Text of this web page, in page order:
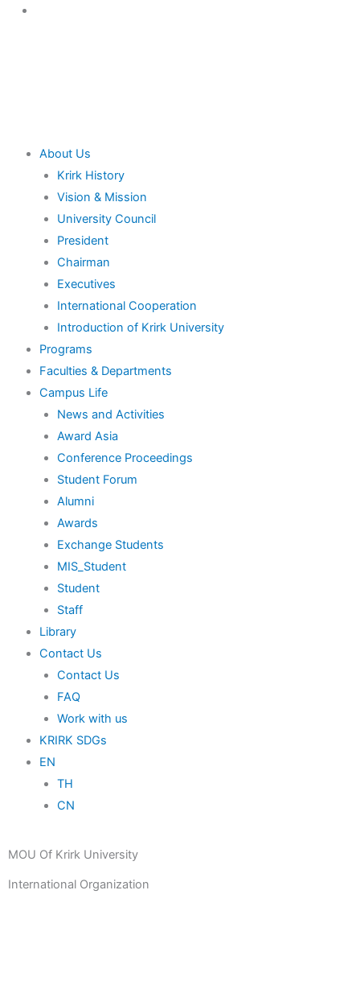
Main
About Us
Krirk History
Vision & Mission
University Council
President
Chairman
Executives
International Cooperation
Introduction of Krirk University
Programs
Faculties & Departments
Campus Life
News and Activities
Award Asia
Conference Proceedings
Student Forum
Alumni
Awards
Exchange Students
MIS_Student
Student
Staff
Library
Contact Us
Contact Us
FAQ
Work with us
KRIRK SDGs
EN
TH
CN
MOU Of Krirk University
International Organization